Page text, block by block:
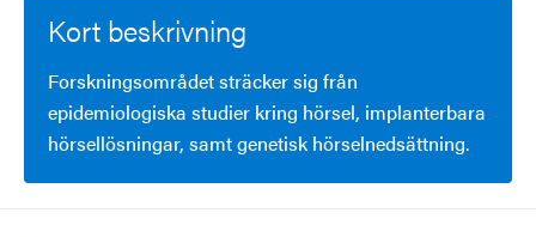
Kort beskrivning
Forskningsområdet sträcker sig från
epidemiologiska studier kring hörsel, implanterbara
hörsellösningar, samt genetisk hörselnedsättning.